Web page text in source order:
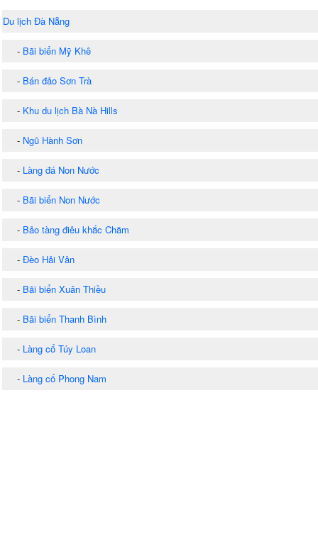
Du lịch Đà Nẵng
- Bãi biển Mỹ Khê
- Bán đảo Sơn Trà
- Khu du lịch Bà Nà Hills
- Ngũ Hành Sơn
- Làng đá Non Nước
- Bãi biển Non Nước
- Bảo tàng điêu khắc Chăm
- Đèo Hải Vân
- Bãi biển Xuân Thiều
- Bãi biển Thanh Bình
- Làng cổ Túy Loan
- Làng cổ Phong Nam